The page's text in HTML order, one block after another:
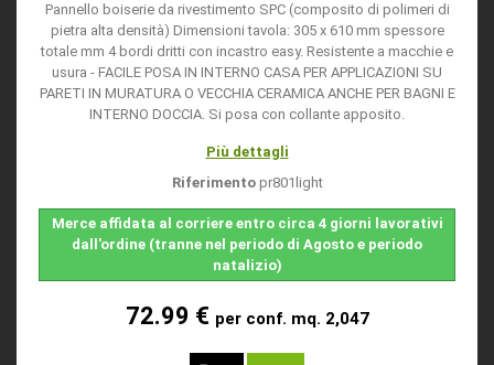
Pannello boiserie da rivestimento SPC (composito di polimeri di
pietra alta densità) Dimensioni tavola: 305 x 610 mm spessore
totale mm 4 bordi dritti con incastro easy. Resistente a macchie e
usura - FACILE POSA IN INTERNO CASA PER APPLICAZIONI SU
PARETI IN MURATURA O VECCHIA CERAMICA ANCHE PER BAGNI E
INTERNO DOCCIA. Si posa con collante apposito.
Più dettagli
Riferimento pr801light
Merce affidata al corriere entro circa 4 giorni lavorativi
dall'ordine (tranne nel periodo di Agosto e periodo
natalizio)
72.99 € per conf. mq. 2,047